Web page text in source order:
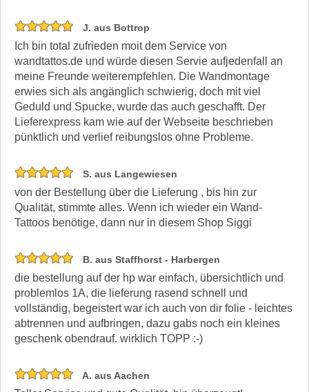
J. aus Bottrop
Ich bin total zufrieden moit dem Service von
wandtattos.de und würde diesen Servie aufjedenfall an
meine Freunde weiterempfehlen. Die Wandmontage
erwies sich als angänglich schwierig, doch mit viel
Geduld und Spucke, wurde das auch geschafft. Der
Lieferexpress kam wie auf der Webseite beschrieben
pünktlich und verlief reibungslos ohne Probleme.
S. aus Langewiesen
von der Bestellung über die Lieferung , bis hin zur
Qualität, stimmte alles. Wenn ich wieder ein Wand-
Tattoos benötige, dann nur in diesem Shop Siggi
B. aus Staffhorst - Harbergen
die bestellung auf der hp war einfach, übersichtlich und
problemlos 1A, die lieferung rasend schnell und
vollständig, begeistert war ich auch von dir folie - leichtes
abtrennen und aufbringen, dazu gabs noch ein kleines
geschenk obendrauf. wirklich TOPP :-)
A. aus Aachen